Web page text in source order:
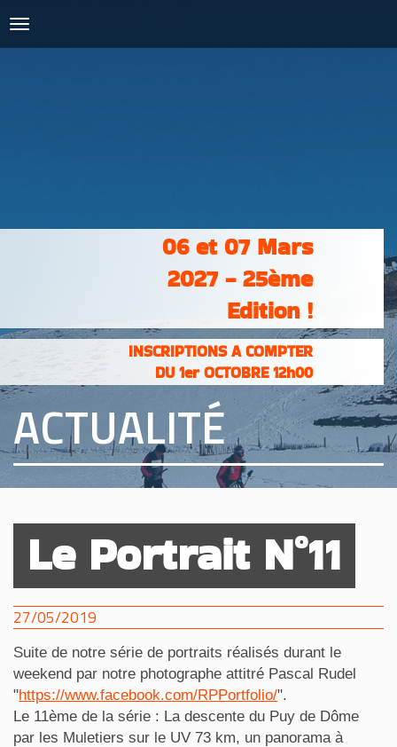
PHOTOS &
06 et 07 Mars
2027 - 25ème
Edition !
INSCRIPTIONS A COMPTER
DU 1er OCTOBRE 12h00
ACTUALITÉ
Le Portrait N°11
27/05/2019
Suite de notre série de portraits réalisés durant le
weekend par notre photographe attitré Pascal Rudel
"https://www.facebook.com/RPPortfolio/".
Le 11ème de la série : La descente du Puy de Dôme
par les Muletiers sur le UV 73 km, un panorama à